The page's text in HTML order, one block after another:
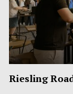
Riesling